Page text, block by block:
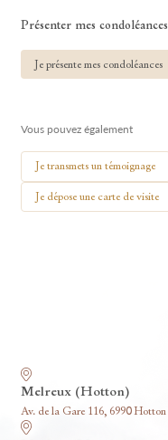
Présenter mes condoléances
Je présente mes condoléances
Vous pouvez également
Je transmets un témoignage
Je dépose une carte de visite
Melreux (Hotton)
Av. de la Gare 116, 6990 Hotton